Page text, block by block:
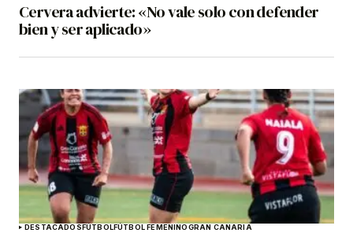
Cervera advierte: «No vale solo con defender
bien y ser aplicado»
DESTACADOSFÚTBOLFÚTBOL FEMENINOGRAN CANARIA